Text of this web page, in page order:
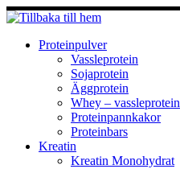
Hoppa
till
innehållProteinpulver
Vassleprotein
Sojaprotein
Äggprotein
Whey – vassleprotein
Proteinpannkakor
Proteinbars
Kreatin
Kreatin Monohydrat